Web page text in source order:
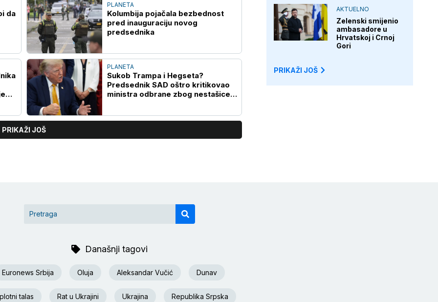
da
PLANETA
Kolumbija pojačala bezbednost
pred inauguraciju novog
predsednika
PLANETA
Sukob Trampa i Hegseta?
Predsednik SAD oštro kritikovao
ministra odbrane zbog nestašice
PRIKAŽI JOŠ
AKTUELNO
Zelenski smijenio
ambasadore u
Hrvatskoj i Crnoj
Gori
PRIKAŽI JOŠ
Današnji tagovi
Euronews Srbija Oluja Aleksandar Vučić Dunav
talas Rat u Ukrajini Ukrajina Republika Srpska